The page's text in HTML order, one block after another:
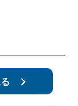
みフロー
ンペーン